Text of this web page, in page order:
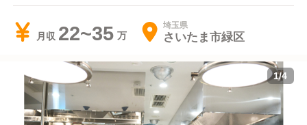
月収 22~35 埼玉県
さいたま市緑区
1/4